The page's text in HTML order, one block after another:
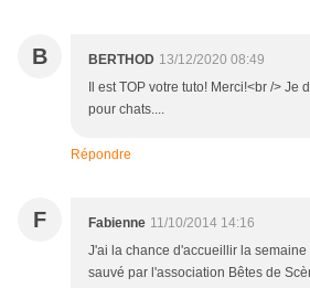
B BERTHOD 13/12/2020 08:49
Il est TOP votre tuto! Merci!<br />
pour chats....
Répondre
F Fabienne 11/10/2014 14:16
J'ai la chance d'accueillir la
sauvé par l'association Bêtes de